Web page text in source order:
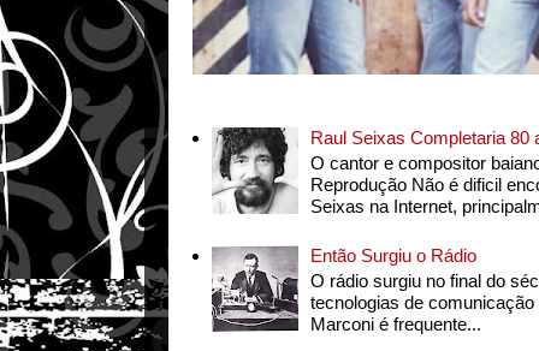
Raul Seixas Completaria 80
O cantor e compositor
Reprodução Não é dificil
Seixas na Internet,
Então Surgiu o Rádio
O rádio surgiu no final do
tecnologias de
Marconi é frequente...